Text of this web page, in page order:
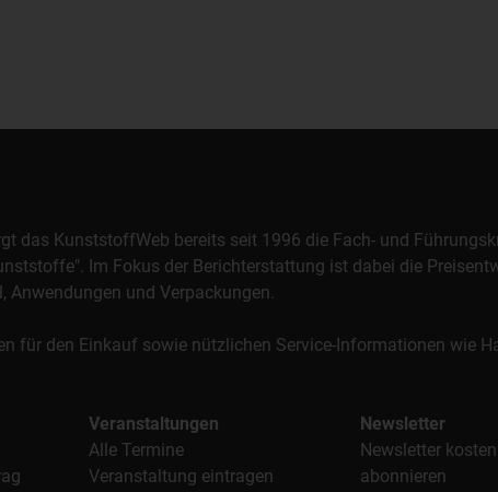
das KunststoffWeb bereits seit 1996 die Fach- und
Im Fokus der Berichterstattung ist dabei die
und Verpackungen.
für den Einkauf sowie nützlichen Service-Informationen wie
Veranstaltungen
Alle Termine
Veranstaltung eintragen
Newsletter
Newsletter
abonnieren